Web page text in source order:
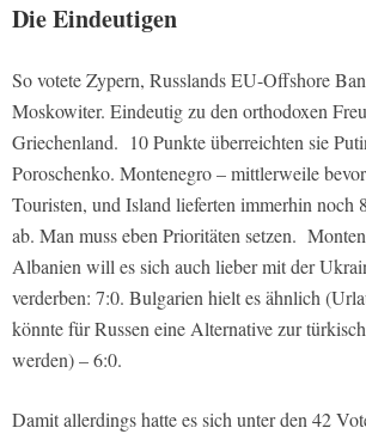
Die Eindeutigen
So votete Zypern, Russlands EU-Offshore
Moskowiter. Eindeutig zu den orthodoxen
Griechenland. 10 Punkte überreichten sie
Poroschenko. Montenegro – mittlerweile
Touristen, und Island lieferten immerhin noch
ab. Man muss eben Prioritäten setzen.
Albanien will es sich auch lieber mit der
verderben: 7:0. Bulgarien hielt es ähnlich
könnte für Russen eine Alternative zur
werden) – 6:0.
Damit allerdings hatte es sich unter den 42